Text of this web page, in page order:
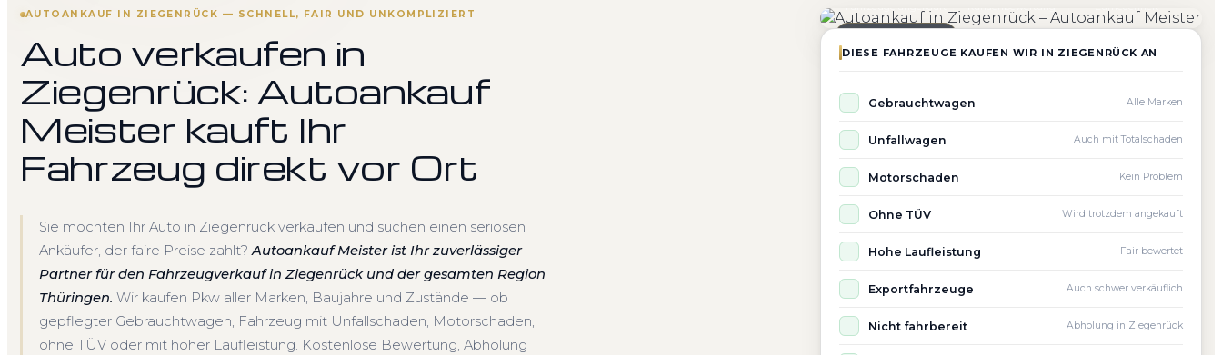
AUTOANKAUF IN ZIEGENRÜCK — SCHNELL, FAIR UND UNKOMPLIZIERT
Auto verkaufen in
Ziegenrück: Autoankauf
Meister kauft Ihr
Fahrzeug direkt vor Ort
Sie möchten Ihr Auto in Ziegenrück verkaufen und suchen einen seriösen
Ankäufer, der faire Preise zahlt?Autoankauf Meister ist Ihr zuverlässiger
Partner für den Fahrzeugverkauf in Ziegenrück und der gesamten Region
Thüringen. Wir kaufen Pkw aller Marken, Baujahre und Zustände — ob
gepflegter Gebrauchtwagen, Fahrzeug mit Unfallschaden, Motorschaden,
ohne TÜV oder mit hoher Laufleistung. Kostenlose Bewertung, Abholung
DIESE FAHRZEUGE KAUFEN WIR IN ZIEGENRÜCK AN
Gebrauchtwagen Alle Marken
Unfallwagen Auch mit Totalschaden
Motorschaden Kein Problem
Ohne TÜV Wird trotzdem angekauft
Hohe Laufleistung Fair bewertet
Exportfahrzeuge Auch schwer verkäuflich
Nicht fahrbereit Abholung in Ziegenrück